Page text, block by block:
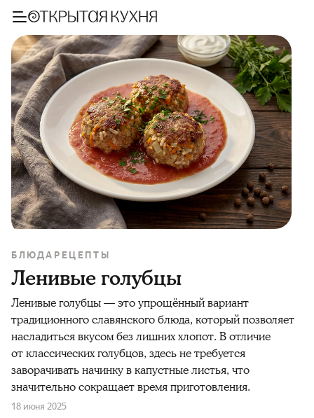
БЛЮДА РЕЦЕПТЫ
Ленивые голубцы
Ленивые голубцы — это упрощённый вариант
традиционного славянского блюда, который позволяет
насладиться вкусом без лишних хлопот. В отличие
от классических голубцов, здесь не требуется
заворачивать начинку в капустные листья, что
значительно сокращает время приготовления.
18 июня 2025